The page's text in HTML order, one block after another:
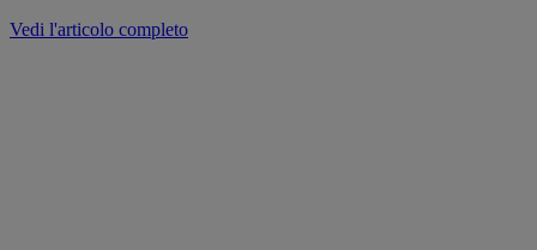
Vedi l'articolo completo